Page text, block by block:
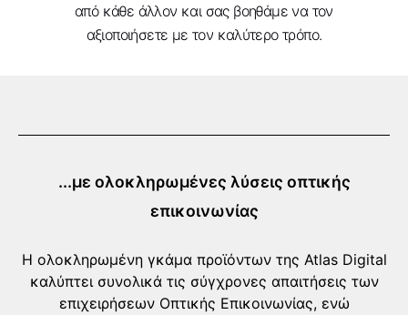
από κάθε άλλον και σας βοηθάμε να τον
αξιοποιήσετε με τον καλύτερο τρόπο.
...με ολοκληρωμένες λύσεις οπτικής
επικοινωνίας
Η ολοκληρωμένη γκάμα προϊόντων της Atlas Digital
καλύπτει συνολικά τις σύγχρονες απαιτήσεις των
επιχειρήσεων Οπτικής Επικοινωνίας, ενώ